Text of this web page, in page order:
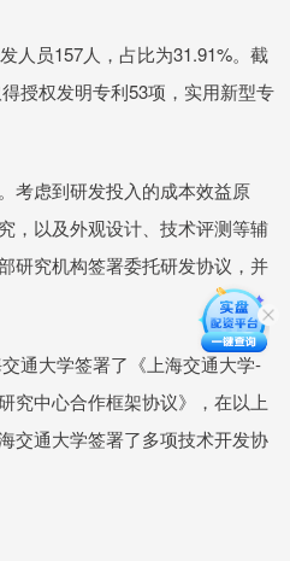
人员157人，占比为31.91%。截
授权发明专利53项，实用新型专
考虑到研发投入的成本效益原
，以及外观设计、技术评测等辅
研究机构签署委托研发协议，并
通大学签署了《上海交通大学-
究中心合作框架协议》，在以上
交通大学签署了多项技术开发协